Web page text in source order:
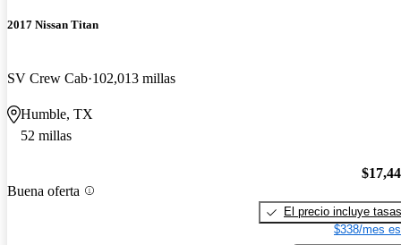
2017 Nissan Titan
SV Crew Cab 102,013 millas
Humble, TX
52 millas
Buena oferta
El precio incluye tasas
$338/mes